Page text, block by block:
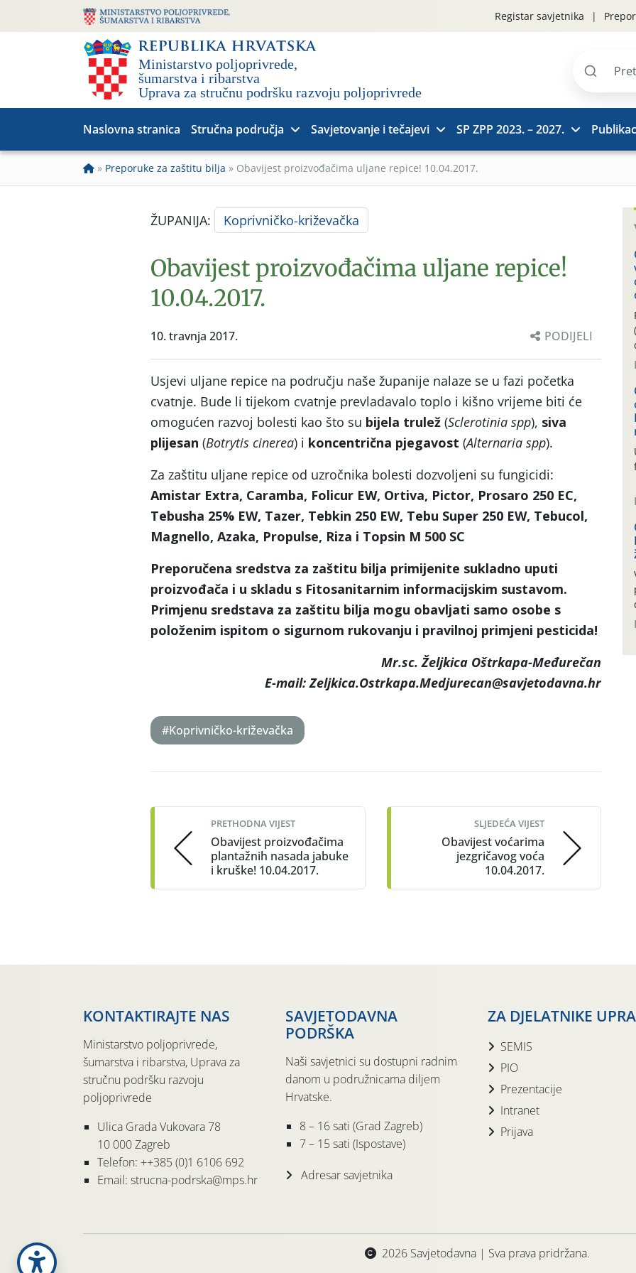
Registar savjetnika
Pretraži
Naslovna stranica Stručna područja Savjetovanje i tečajevi SP ZPP 2023. – 2027.
» Preporuke za zaštitu bilja » Obavijest proizvođačima uljane repice! 10.04.2017.
ŽUPANIJA: Koprivničko-križevačka
Obavijest proizvođačima uljane repice!
10.04.2017.
10. travnja 2017. PODIJELI
Usjevi uljane repice na području naše županije nalaze se u fazi početka
cvatnje. Bude li tijekom cvatnje prevladavalo toplo i kišno vrijeme biti će
omogućen razvoj bolesti kao što su bijela trulež (Sclerotinia spp), siva
plijesan (Botrytis cinerea) i koncentrična pjegavost (Alternaria spp).
Za zaštitu uljane repice od uzročnika bolesti dozvoljeni su fungicidi:
Amistar Extra, Caramba, Folicur EW, Ortiva, Pictor, Prosaro 250 EC,
Tebusha 25% EW, Tazer, Tebkin 250 EW, Tebu Super 250 EW, Tebucol,
Magnello, Azaka, Propulse, Riza i Topsin M 500 SC
Preporučena sredstva za zaštitu bilja primijenite sukladno uputi
proizvođača i u skladu s Fitosanitarnim informacijskim sustavom.
Primjenu sredstava za zaštitu bilja mogu obavljati samo osobe s
položenim ispitom o sigurnom rukovanju i pravilnoj primjeni pesticida!
Mr.sc. Željkica Oštrkapa-Međurečan
E-mail: Zeljkica.Ostrkapa.Medjurecan@savjetodavna.hr
#Koprivničko-križevačka
navigation
PRETHODNA VIJEST
Obavijest proizvođačima
plantažnih nasada jabuke
i kruške! 10.04.2017.
SLJEDEĆA VIJEST
Obavijest voćarima
jezgričavog voća
10.04.2017.
KONTAKTIRAJTE NAS
Ministarstvo poljoprivrede,
šumarstva i ribarstva, Uprava za
stručnu podršku razvoju
poljoprivrede
Ulica Grada Vukovara 78
10 000 Zagreb
Telefon: ++385 (0)1 6106 692
Email: strucna-podrska@mps.hr
SAVJETODAVNA
PODRŠKA
Naši savjetnici su dostupni radnim
danom u podružnicama diljem
Hrvatske.
8 – 16 sati (Grad Zagreb)
7 – 15 sati (Ispostave)
Adresar savjetnika
ZA DJELATNIKE
SEMIS
PIO
Prezentacije
Intranet
Prijava
2026 Savjetodavna | Sva prava pridržana.